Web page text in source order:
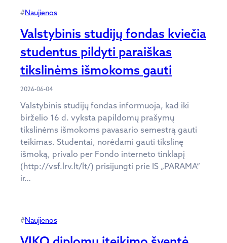
#Naujienos
Valstybinis studijų fondas kviečia
studentus pildyti paraiškas
tikslinėms išmokoms gauti
2026-06-04
Valstybinis studijų fondas informuoja, kad iki
birželio 16 d. vyksta papildomų prašymų
tikslinėms išmokoms pavasario semestrą gauti
teikimas. Studentai, norėdami gauti tikslinę
išmoką, privalo per Fondo interneto tinklapį
(http://vsf.lrv.lt/lt/) prisijungti prie IS „PARAMA“
ir…
#Naujienos